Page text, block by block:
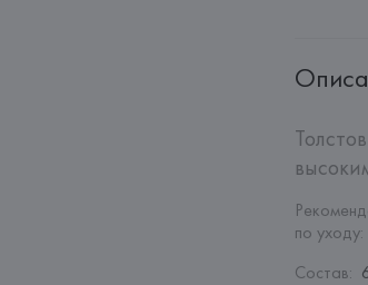
по уходу:
Состав: